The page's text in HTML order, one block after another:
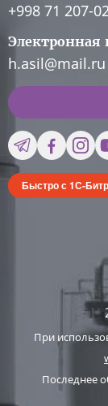
+998 71 207-
Электронная
h.asil@mail.ru
Быстро с 1С-
При
Последнее